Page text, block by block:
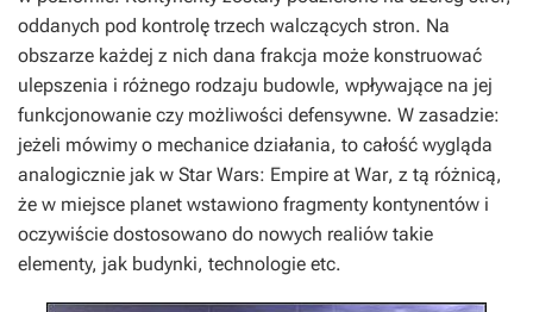
oddanych pod kontrolę trzech walczących stron. Na
obszarze każdej z nich dana frakcja może konstruować
ulepszenia i różnego rodzaju budowle, wpływające na jej
funkcjonowanie czy możliwości defensywne. W zasadzie:
jeżeli mówimy o mechanice działania, to całość wygląda
analogicznie jak w Star Wars: Empire at War, z tą różnicą,
że w miejsce planet wstawiono fragmenty kontynentów i
oczywiście dostosowano do nowych realiów takie
elementy, jak budynki, technologie etc.